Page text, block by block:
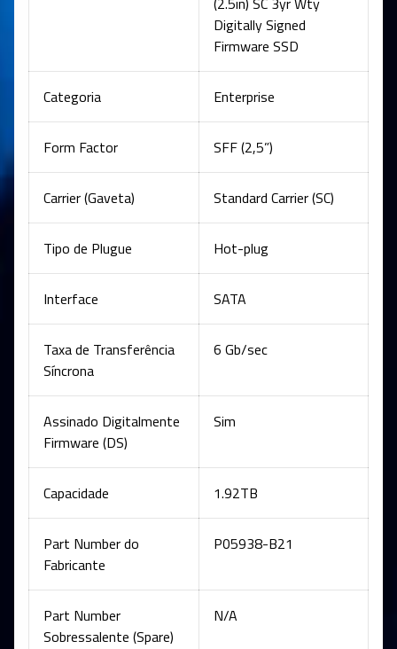
Digitally Signed
Firmware SSD
Categoria Enterprise
Form Factor SFF (2,5”)
Carrier (Gaveta) Standard Carrier (SC)
Tipo de Plugue Hot-plug
Interface SATA
Taxa de Transferência
Síncrona
6 Gb/sec
Assinado Digitalmente
Firmware (DS)
Sim
Capacidade 1.92TB
Part Number do
Fabricante
P05938-B21
Part Number
Sobressalente (Spare)
N/A